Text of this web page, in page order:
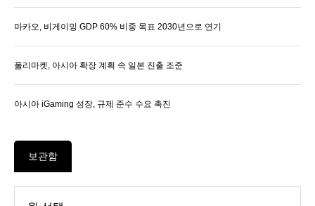
마카오, 비게이밍 GDP 60% 비중 목표 2030년으로 연기
폴리마켓, 아시아 확장 계획 속 일본 진출 조준
아시아 iGaming 성장, 규제 준수 수요 촉진
보관함